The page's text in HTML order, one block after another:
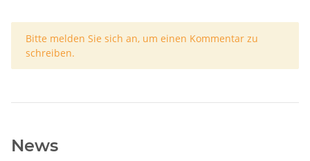
x
Bitte melden Sie sich an, um einen Kommentar zu
schreiben.
News